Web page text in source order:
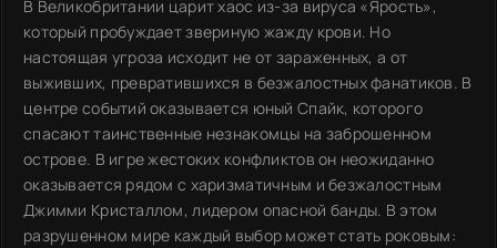
В Великобритании царит хаос из-за вируса «Ярость»,
который пробуждает звериную жажду крови. Но
настоящая угроза исходит не от зараженных, а от
выживших, превратившихся в безжалостных фанатиков. В
центре событий оказывается юный Спайк, которого
спасают таинственные незнакомцы на заброшенном
острове. В игре жестоких конфликтов он неожиданно
оказывается рядом с харизматичным и безжалостным
Джимми Кристаллом, лидером опасной банды. В этом
разрушенном мире каждый выбор может стать роковым: